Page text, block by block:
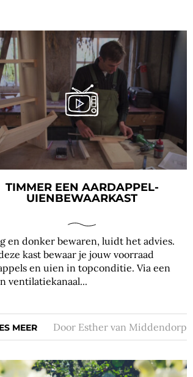
TIMMER EEN AARDAPPEL-
UIENBEWAARKAST
en donker bewaren, luidt het advies.
kast bewaar je jouw voorraad
en uien in topconditie. Via een
ventilatiekanaal...
MEER Door Esther van Middendorp